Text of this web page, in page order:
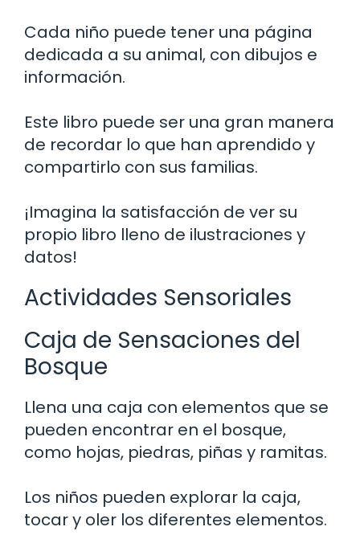
Cada niño puede tener una página
dedicada a su animal, con dibujos e
información.
Este libro puede ser una gran manera
de recordar lo que han aprendido y
compartirlo con sus familias.
¡Imagina la satisfacción de ver su
propio libro lleno de ilustraciones y
datos!
Actividades Sensoriales
Caja de Sensaciones del
Bosque
Llena una caja con elementos que se
pueden encontrar en el bosque,
como hojas, piedras, piñas y ramitas.
Los niños pueden explorar la caja,
tocar y oler los diferentes elementos.